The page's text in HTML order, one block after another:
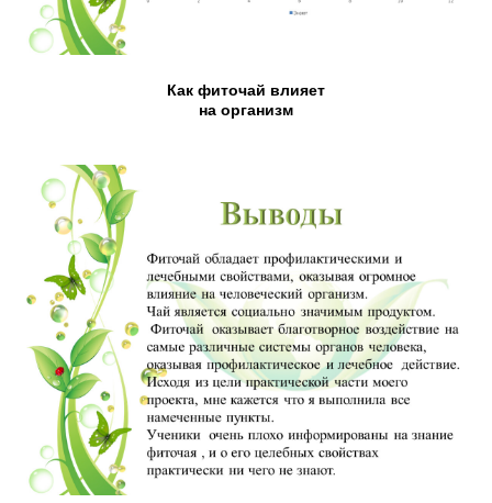
Как фиточай влияет
на организм